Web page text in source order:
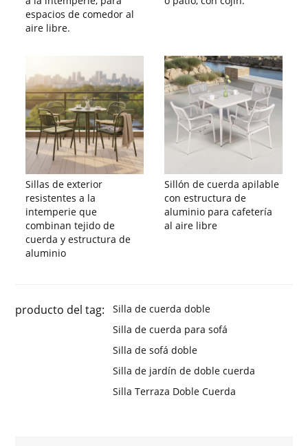
espacios de comedor al
aire libre.
Sillas de exterior
resistentes a la
intemperie que
combinan tejido de
cuerda y estructura de
aluminio
Sillón de cuerda apilable
con estructura de
aluminio para cafetería
al aire libre
producto del tag:
Silla de cuerda doble
Silla de cuerda para sofá
Silla de sofá doble
Silla de jardín de doble cuerda
Silla Terraza Doble Cuerda